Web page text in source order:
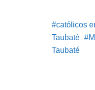
católicos
Taubaté
Taubaté